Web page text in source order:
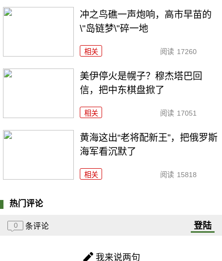
冲之鸟礁一声炮响，高市早苗的
\"岛链梦\"碎一地
相关 阅读 17260
美伊停火是幌子？穆杰塔巴回
信，把中东棋盘掀了
相关 阅读 17051
黄海这出“老将配新王”，把俄罗斯
海军看沉默了
相关 阅读 15818
热门评论
0 条评论 登陆
我来说两句